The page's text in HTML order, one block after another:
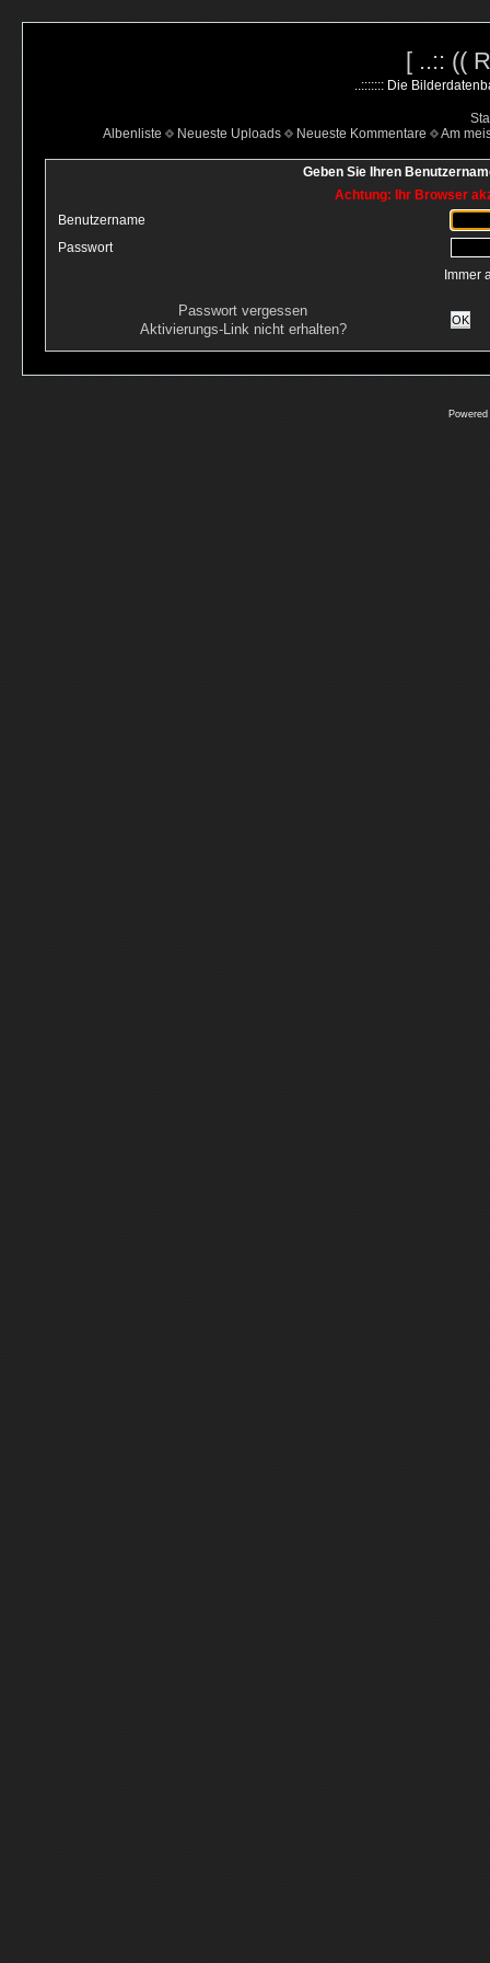
[ ..:: ((
..::::::: Die
Albenliste
Neueste Uploads Neueste Kommentare Am
Geben Sie Ihren
Achtung: Ihr Browser
Benutzername
Passwort
Immer
Passwort vergessen
Aktivierungs-Link nicht erhalten?
OK